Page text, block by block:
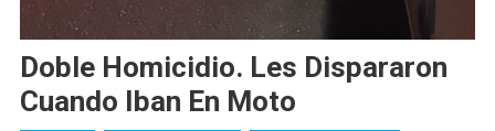
Doble Homicidio. Les Dispararon
Cuando Iban En Moto